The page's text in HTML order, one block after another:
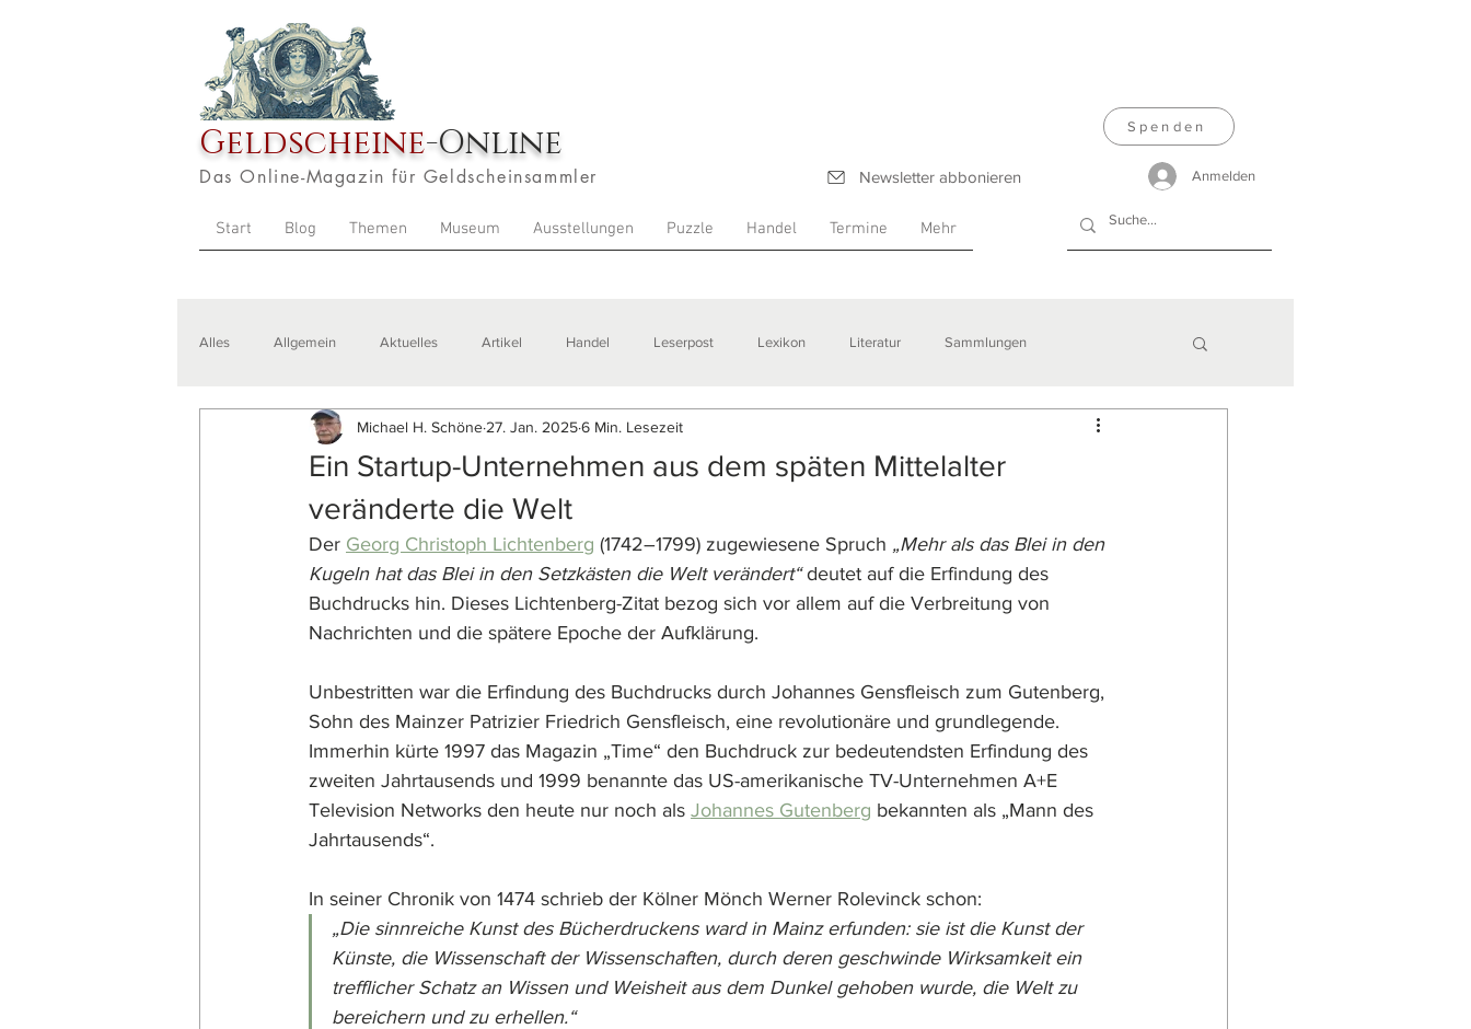
Geldscheine-Online
Das Online-Magazin für Geldscheinsammler Newsletter abbonieren
Start Blog Themen Museum Ausstellungen Puzzle Handel Termine Mehr
Spenden
Anmelden
Alles Allgemein Aktuelles Artikel Handel Leserpost Lexikon Literatur Sammlungen
Veranstaltungen Zitate Ausstellungen
Ein Startup-Unternehmen aus dem späten Mittelalter
veränderte die Welt
Michael H. Schöne 27. Jan. 20256 Min. Lesezeit
Der Georg Christoph Lichtenberg (1742–1799) zugewiesene Spruch „Mehr als das Blei in den
Kugeln hat das Blei in den Setzkästen die Welt verändert“ deutet auf die Erfindung des
Buchdrucks hin. Dieses Lichtenberg-Zitat bezog sich vor allem auf die Verbreitung von
Nachrichten und die spätere Epoche der Aufklärung.
Unbestritten war die Erfindung des Buchdrucks durch Johannes Gensfleisch zum Gutenberg,
Sohn des Mainzer Patrizier Friedrich Gensfleisch, eine revolutionäre und grundlegende.
Immerhin kürte 1997 das Magazin „Time“ den Buchdruck zur bedeutendsten Erfindung des
zweiten Jahrtausends und 1999 benannte das US-amerikanische TV-Unternehmen A+E
Television Networks den heute nur noch als Johannes Gutenberg bekannten als „Mann des
Jahrtausends“.
In seiner Chronik von 1474 schrieb der Kölner Mönch Werner Rolevinck schon:
„Die sinnreiche Kunst des Bücherdruckens ward in Mainz erfunden: sie ist die Kunst der
Künste, die Wissenschaft der Wissenschaften, durch deren geschwinde Wirksamkeit ein
trefflicher Schatz an Wissen und Weisheit aus dem Dunkel gehoben wurde, die Welt zu
bereichern und zu erhellen.“